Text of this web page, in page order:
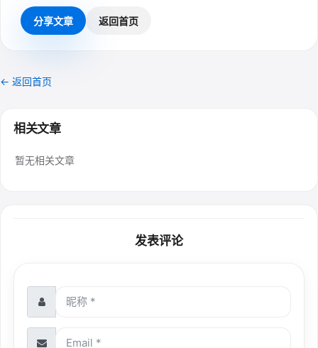
分享文章 返回首页
← 返回首页
相关文章
暂无相关文章
发表评论